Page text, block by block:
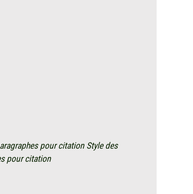
pour citation Style des
pour citation